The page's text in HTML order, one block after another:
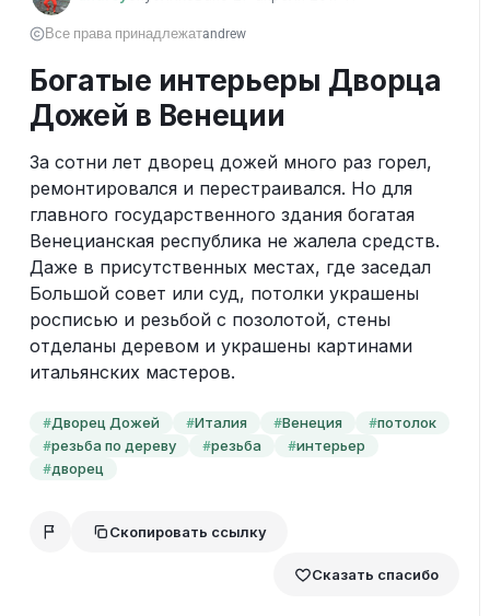
Все права принадлежатandrew
Богатые интерьеры Дворца
Дожей в Венеции
За сотни лет дворец дожей много раз горел,
ремонтировался и перестраивался. Но для
главного государственного здания богатая
Венецианская республика не жалела средств.
Даже в присутственных местах, где заседал
Большой совет или суд, потолки украшены
росписью и резьбой с позолотой, стены
отделаны деревом и украшены картинами
итальянских мастеров.
#Дворец Дожей #Италия #Венеция #потолок
#резьба по дереву #резьба #интерьер
#дворец
Скопировать ссылку
Сказать спасибо